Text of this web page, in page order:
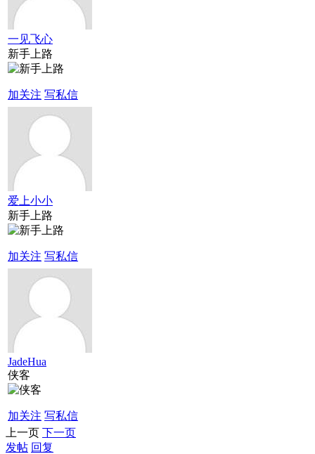
一见飞心
新手上路
加关注 写私信
爱上小小
新手上路
加关注 写私信
JadeHua
侠客
加关注 写私信
上一页 下一页
发帖 回复